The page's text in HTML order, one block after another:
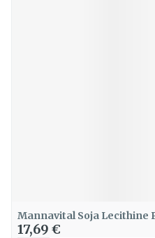
Mannavital Soja Lecithine
17,69 €